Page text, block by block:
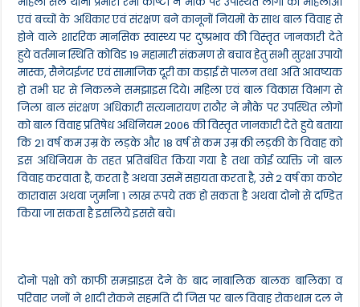
एवं बच्चों के अधिकार एवं संरक्षण बने कानूनों नियमों के साथ बाल विवाह से
होने वाले शाररिक मानसिक स्वास्थ्य पर दुष्प्रभाव कीे विस्तृत जानकारी देते
हुये वर्तमान स्थिति कोविड 19 महामारी संक्रमण से बचाव हेतु सभी सुरक्षा उपायों
मास्क, सैनेटाईजर एवं सामाजिक दूरी का कड़ाई से पालन तथा अति आवष्यक
हो तभी घर से निकलने समझाइस दिये। महिला एवं बाल विकास विभाग से
जिला बाल संरक्षण अधिकारी सत्यनारायण राठौर ने मौके पर उपस्थित लोगों
को बाल विवाह प्रतिषेध अधिनियम 2006 की विस्तृत जानकारी देते हुये बताया
कि 21 वर्ष कम उम्र के लड़के और 18 वर्ष से कम उम्र की लड़की के विवाह को
इस अधिनियम के तहत प्रतिबंधित किया गया है तथा कोई व्यक्ति जो बाल
विवाह करवाता है, करता है अथवा उसमें सहायता करता है, उसे 2 वर्ष का कठोर
कारावास अथवा जुर्माना 1 लाख रूपये तक हो सकता है अथवा दोनो से दण्डित
किया जा सकता है इसलिये इससे बचे।
दोनो पक्षो को काफी समझाइस देने के बाद नाबालिक बालक बालिका व
परिवार जनों ने शादी रोकने सहमति दी जिस पर बाल विवाह रोकथाम दल ने